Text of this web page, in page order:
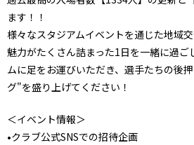
ます！！
様々なスタジアムイベントを通じた地域
魅力がたくさん詰まった1日を一緒に過
ムに足をお運びいただき、選手たちの後
グ"を盛り上げてください！
＜イベント情報＞
•クラブ公式SNSでの招待企画